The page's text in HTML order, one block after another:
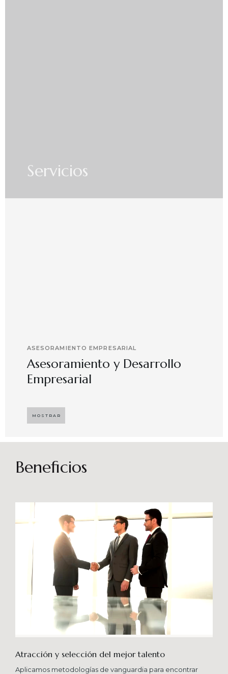
Servicios
ASESORAMIENTO EMPRESARIAL
Asesoramiento y Desarrollo
Empresarial
desarrollar el compromiso y motivación en el
capital humano en ambientes de trabajo más
sostenibles en el tiempo. Brindando soporte
especializado en proyectos integrales que
potencien su crecimiento en los niveles
esperados combinando una serie de buenas
prácticas y diversas metodologías.
MOSTRAR
Beneficios
Atracción y selección del mejor talento
Aplicamos metodologías de vanguardia para encontrar